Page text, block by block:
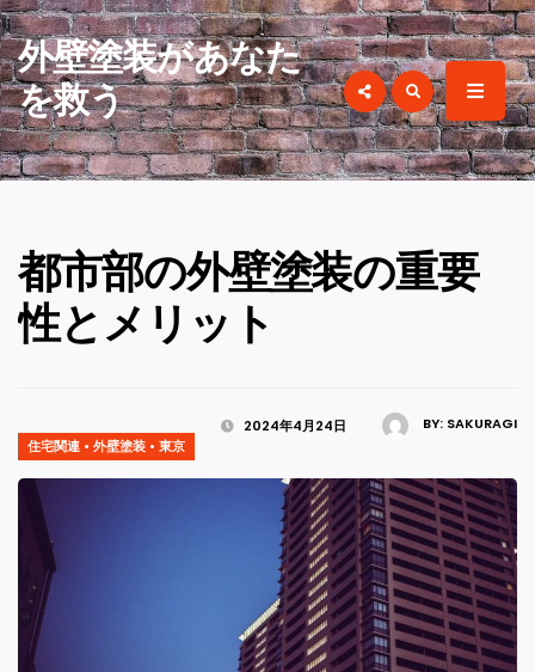
for:
外壁塗装があなた
を救う
外壁塗装があなたを救う
都市部の外壁塗装の重要
性とメリット
BY: SAKURAGI
2024年4月24日
住宅関連 • 外壁塗装 • 東京